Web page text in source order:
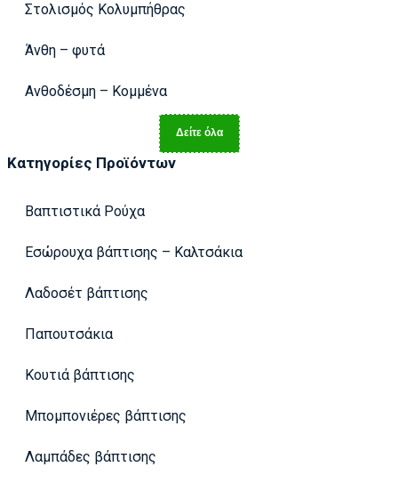
Στολισμός Κολυμπήθρας
Άνθη – φυτά
Ανθοδέσμη – Κομμένα
Δείτε όλα
Κατηγορίες Προϊόντων
Βαπτιστικά Ρούχα
Εσώρουχα βάπτισης – Καλτσάκια
Λαδοσέτ βάπτισης
Παπουτσάκια
Κουτιά βάπτισης
Μπομπονιέρες βάπτισης
Λαμπάδες βάπτισης